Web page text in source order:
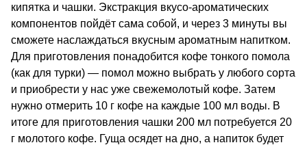
кипятка и чашки. Экстракция вкусо-ароматических
компонентов пойдёт сама собой, и через 3 минуты вы
сможете наслаждаться вкусным ароматным напитком.
Для приготовления понадобится кофе тонкого помола
(как для турки) — помол можно выбрать у любого сорта
и приобрести у нас уже свежемолотый кофе. Затем
нужно отмерить 10 г кофе на каждые 100 мл воды. В
итоге для приготовления чашки 200 мл потребуется 20
г молотого кофе. Гуща осядет на дно, а напиток будет